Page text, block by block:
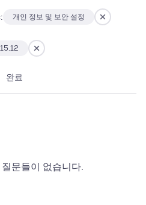
개인 정보 및 보안 설정
완료
문들이 없습니다.